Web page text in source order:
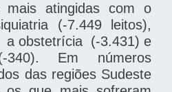
mais atingidas com o
(-7.449 leitos),
obstetrícia (-3.431) e
Em números
das regiões Sudeste